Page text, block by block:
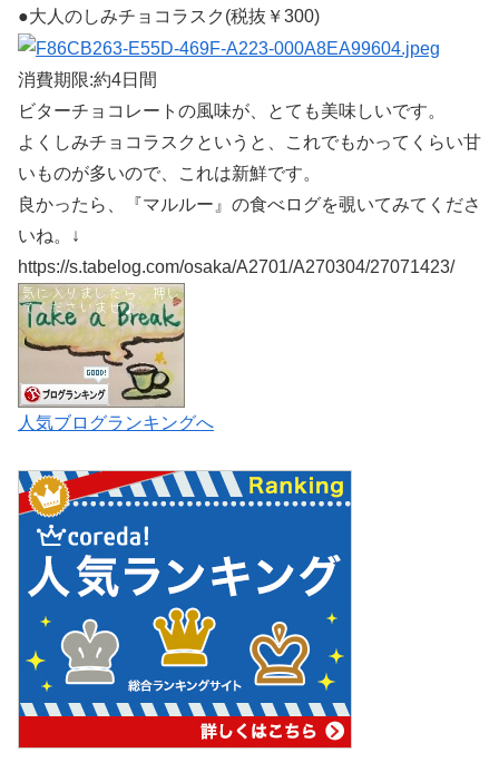
●大人のしみチョコラスク(税抜￥300)
消費期限:約4日間
ビターチョコレートの風味が、とても美味しいです。
よくしみチョコラスクというと、これでもかってくらい甘
いものが多いので、これは新鮮です。
良かったら、『マルルー』の食べログを覗いてみてくださ
いね。↓
https://s.tabelog.com/osaka/A2701/A270304/27071423/
人気ブログランキングへ